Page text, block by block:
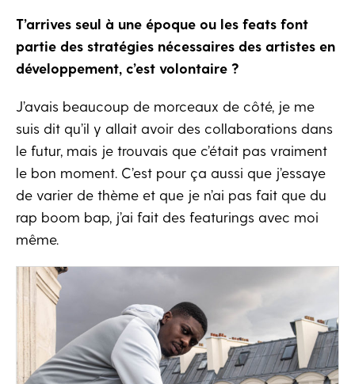
T’arrives seul à une époque ou les feats font
partie des stratégies nécessaires des artistes en
développement, c’est volontaire ?
J’avais beaucoup de morceaux de côté, je me
suis dit qu’il y allait avoir des collaborations dans
le futur, mais je trouvais que c’était pas vraiment
le bon moment. C’est pour ça aussi que j’essaye
de varier de thème et que je n’ai pas fait que du
rap boom bap, j’ai fait des featurings avec moi
même.